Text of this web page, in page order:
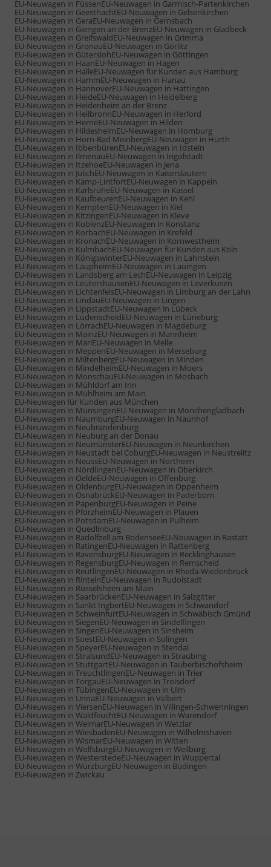
EU-Neuwagen in FüssenEU-Neuwagen in Garmisch-Partenkirchen
EU-Neuwagen in GeesthachtEU-Neuwagen in Gelsenkirchen
EU-Neuwagen in GeraEU-Neuwagen in Gernsbach
EU-Neuwagen in Giengen an der BrenzEU-Neuwagen in Gladbeck
EU-Neuwagen in GreifswaldEU-Neuwagen in Grimma
EU-Neuwagen in GronauEU-Neuwagen in Görlitz
EU-Neuwagen in GüterslohEU-Neuwagen in Göttingen
EU-Neuwagen in HaanEU-Neuwagen in Hagen
EU-Neuwagen in HalleEU-Neuwagen für Kunden aus Hamburg
EU-Neuwagen in HammEU-Neuwagen in Hanau
EU-Neuwagen in HannoverEU-Neuwagen in Hattingen
EU-Neuwagen in HeideEU-Neuwagen in Heidelberg
EU-Neuwagen in Heidenheim an der Brenz
EU-Neuwagen in HeilbronnEU-Neuwagen in Herford
EU-Neuwagen in HerneEU-Neuwagen in Hilden
EU-Neuwagen in HildesheimEU-Neuwagen in Homburg
EU-Neuwagen in Horn-Bad MeinbergEU-Neuwagen in Hürth
EU-Neuwagen in IbbenbürenEU-Neuwagen in Idstein
EU-Neuwagen in IlmenauEU-Neuwagen in Ingolstadt
EU-Neuwagen in ItzehoeEU-Neuwagen in Jena
EU-Neuwagen in JülichEU-Neuwagen in Kaiserslautern
EU-Neuwagen in Kamp-LintfortEU-Neuwagen in Kappeln
EU-Neuwagen in KarlsruheEU-Neuwagen in Kassel
EU-Neuwagen in KaufbeurenEU-Neuwagen in Kehl
EU-Neuwagen in KemptenEU-Neuwagen in Kiel
EU-Neuwagen in KitzingenEU-Neuwagen in Kleve
EU-Neuwagen in KoblenzEU-Neuwagen in Konstanz
EU-Neuwagen in KorbachEU-Neuwagen in Krefeld
EU-Neuwagen in KronachEU-Neuwagen in Kornwestheim
EU-Neuwagen in KulmbachEU-Neuwagen für Kunden aus Köln
EU-Neuwagen in KönigswinterEU-Neuwagen in Lahnstein
EU-Neuwagen in LaupheimEU-Neuwagen in Lauingen
EU-Neuwagen in Landsberg am LechEU-Neuwagen in Leipzig
EU-Neuwagen in LeutershausenEU-Neuwagen in Leverkusen
EU-Neuwagen in LichtenfelsEU-Neuwagen in Limburg an der Lahn
EU-Neuwagen in LindauEU-Neuwagen in Lingen
EU-Neuwagen in LippstadtEU-Neuwagen in Lübeck
EU-Neuwagen in LüdenscheidEU-Neuwagen in Lüneburg
EU-Neuwagen in LörrachEU-Neuwagen in Magdeburg
EU-Neuwagen in MainzEU-Neuwagen in Mannheim
EU-Neuwagen in MarlEU-Neuwagen in Melle
EU-Neuwagen in MeppenEU-Neuwagen in Merseburg
EU-Neuwagen in MiltenbergEU-Neuwagen in Minden
EU-Neuwagen in MindelheimEU-Neuwagen in Moers
EU-Neuwagen in MonschauEU-Neuwagen in Mosbach
EU-Neuwagen in Mühldorf am Inn
EU-Neuwagen in Mühlheim am Main
EU-Neuwagen für Kunden aus München
EU-Neuwagen in MünsingenEU-Neuwagen in Mönchengladbach
EU-Neuwagen in NaumburgEU-Neuwagen in Naunhof
EU-Neuwagen in Neubrandenburg
EU-Neuwagen in Neuburg an der Donau
EU-Neuwagen in NeumünsterEU-Neuwagen in Neunkirchen
EU-Neuwagen in Neustadt bei CoburgEU-Neuwagen in Neustrelitz
EU-Neuwagen in NeussEU-Neuwagen in Northeim
EU-Neuwagen in NördlingenEU-Neuwagen in Oberkirch
EU-Neuwagen in OeldeEU-Neuwagen in Offenburg
EU-Neuwagen in OldenburgEU-Neuwagen in Oppenheim
EU-Neuwagen in OsnabrückEU-Neuwagen in Paderborn
EU-Neuwagen in PapenburgEU-Neuwagen in Peine
EU-Neuwagen in PforzheimEU-Neuwagen in Plauen
EU-Neuwagen in PotsdamEU-Neuwagen in Pulheim
EU-Neuwagen in Quedlinburg
EU-Neuwagen in Radolfzell am BodenseeEU-Neuwagen in Rastatt
EU-Neuwagen in RatingenEU-Neuwagen in Rattenberg
EU-Neuwagen in RavensburgEU-Neuwagen in Recklinghausen
EU-Neuwagen in RegensburgEU-Neuwagen in Remscheid
EU-Neuwagen in ReutlingenEU-Neuwagen in Rheda-Wiedenbrück
EU-Neuwagen in RintelnEU-Neuwagen in Rudolstadt
EU-Neuwagen in Rüsselsheim am Main
EU-Neuwagen in SaarbrückenEU-Neuwagen in Salzgitter
EU-Neuwagen in Sankt IngbertEU-Neuwagen in Schwandorf
EU-Neuwagen in SchweinfurtEU-Neuwagen in Schwäbisch Gmünd
EU-Neuwagen in SiegenEU-Neuwagen in Sindelfingen
EU-Neuwagen in SingenEU-Neuwagen in Sinsheim
EU-Neuwagen in SoestEU-Neuwagen in Solingen
EU-Neuwagen in SpeyerEU-Neuwagen in Stendal
EU-Neuwagen in StralsundEU-Neuwagen in Straubing
EU-Neuwagen in StuttgartEU-Neuwagen in Tauberbischofsheim
EU-Neuwagen in TreuchtlingenEU-Neuwagen in Trier
EU-Neuwagen in TorgauEU-Neuwagen in Troisdorf
EU-Neuwagen in TübingenEU-Neuwagen in Ulm
EU-Neuwagen in UnnaEU-Neuwagen in Velbert
EU-Neuwagen in ViersenEU-Neuwagen in Villingen-Schwenningen
EU-Neuwagen in WaldfeuchtEU-Neuwagen in Warendorf
EU-Neuwagen in WeimarEU-Neuwagen in Wetzlar
EU-Neuwagen in WiesbadenEU-Neuwagen in Wilhelmshaven
EU-Neuwagen in WismarEU-Neuwagen in Witten
EU-Neuwagen in WolfsburgEU-Neuwagen in Weilburg
EU-Neuwagen in WesterstedeEU-Neuwagen in Wuppertal
EU-Neuwagen in WürzburgEU-Neuwagen in Büdingen
EU-Neuwagen in Zwickau